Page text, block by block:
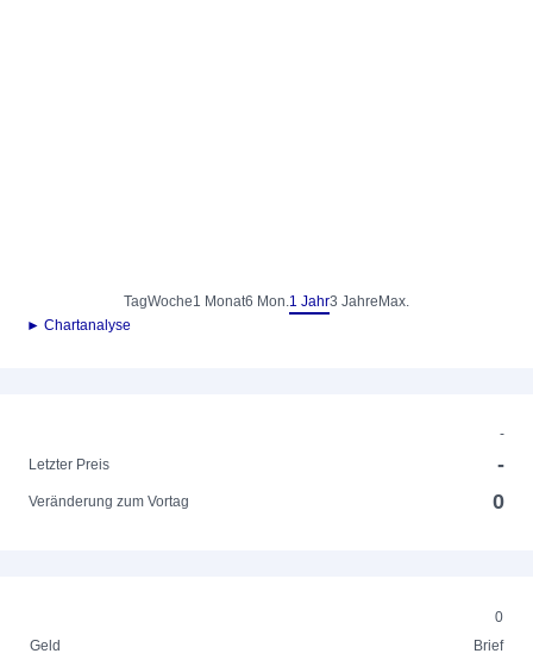
TagWoche1 Monat6 Mon.1 Jahr3 Jahre Max.
► Chartanalyse
-
Letzter Preis
-
Veränderung zum Vortag 0
0
Geld
Brief